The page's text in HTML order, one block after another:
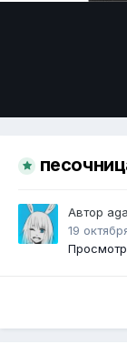
Автор
19